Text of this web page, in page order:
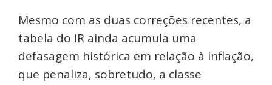
Mesmo com as duas correções recentes, a
tabela do IR ainda acumula uma
defasagem histórica em relação à inflação,
que penaliza, sobretudo, a classe